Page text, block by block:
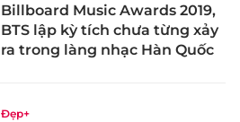
Billboard Music Awards 2019,
BTS lập kỳ tích chưa từng xảy
ra trong làng nhạc Hàn Quốc
Đẹp+